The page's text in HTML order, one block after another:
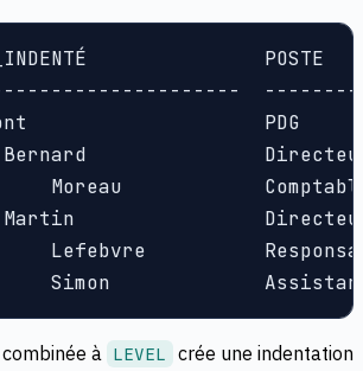
POSTE
PDG
Directeur
Directeur
Assistant
combinée à LEVEL crée une indentation